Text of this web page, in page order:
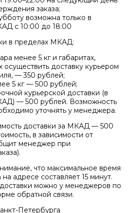
заказа;
возможна только в
с 10:00 до 18:00
в пределах МКАД:
менее 5 кг и габаритах,
доставку курьером
— 350 рублей;
5 кг — 500 рублей;
курьерской доставки (в
— 500 рублей. Возможность
уточнять у менеджера.
доставки за МКАД — 500
в зависимости от
менеджер при
что максимальное время
адресе составляет 15 минут.
можно у менеджеров по
обратной связи.
Петербурга